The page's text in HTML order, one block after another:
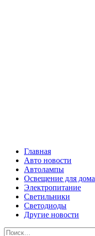
Главная
Авто новости
Автолампы
Освещение для дома
Электропитание
Светильники
Светодиоды
Другие новости
Найти: